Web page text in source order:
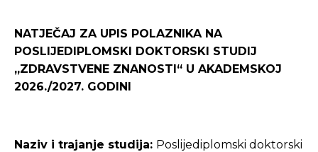
NATJEČAJ ZA UPIS POLAZNIKA NA
POSLIJEDIPLOMSKI DOKTORSKI STUDIJ
„ZDRAVSTVENE ZNANOSTI“ U AKADEMSKOJ
2026./2027. GODINI
Naziv i trajanje studija: Poslijediplomski doktorski